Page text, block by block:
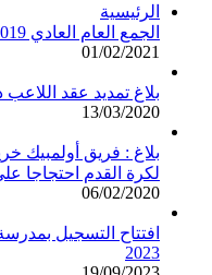
الرئيسية
الجمع العام العادي 2019-2020 : التقرير الادبي والتقرير المالي
01/02/2021
بلاغ تمديد عقد اللاعب
13/03/2020
بلاغ : فريق أولمبيك
لكرة القدم احتجاجا
06/02/2020
2023